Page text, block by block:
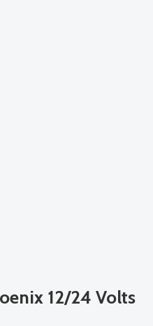
12/24 Volts